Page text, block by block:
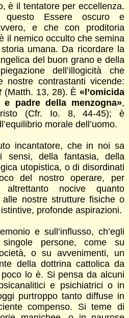
è il tentatore per eccellenza.
questo Essere oscuro e
e che con proditoria
il nemico occulto che semina
umana. Da ricordare la
del buon grano e della
dell’illogicità che
nostre contrastanti vicende:
(Matth. 13, 28). È«l’omicida
padre della menzogna»,
(Cfr. Io. 8, 44-45); è
morale dell’uomo.
incantatore, che in noi sa
sensi, della fantasia, della
utopistica, o di disordinati
del nostro operare, per
altrettanto nocive quanto
alle nostre strutture fisiche o
profonde aspirazioni.
e sull’influsso, ch’egli
persone, come su
o su avvenimenti, un
della dottrina cattolica da
lo è. Si pensa da alcuni
e psichiatrici o in
purtroppo tanto diffuse in
compenso. Si teme di